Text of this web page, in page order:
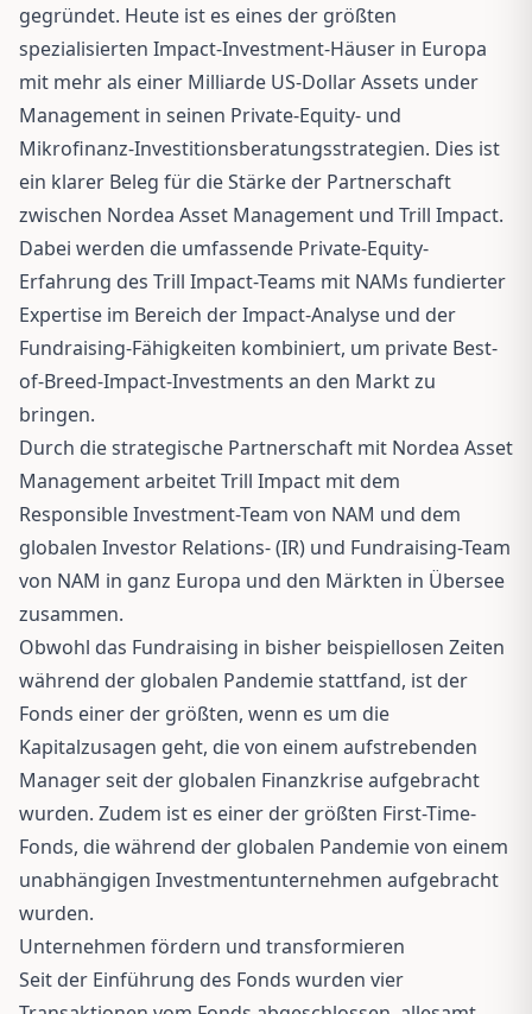
gegründet. Heute ist es eines der größten
spezialisierten Impact-Investment-Häuser in Europa
mit mehr als einer Milliarde US-Dollar Assets under
Management in seinen Private-Equity- und
Mikrofinanz-Investitionsberatungsstrategien. Dies ist
ein klarer Beleg für die Stärke der Partnerschaft
zwischen Nordea Asset Management und Trill Impact.
Dabei werden die umfassende Private-Equity-
Erfahrung des Trill Impact-Teams mit NAMs fundierter
Expertise im Bereich der Impact-Analyse und der
Fundraising-Fähigkeiten kombiniert, um private Best-
of-Breed-Impact-Investments an den Markt zu
bringen.
Durch die strategische Partnerschaft mit Nordea Asset
Management arbeitet Trill Impact mit dem
Responsible Investment-Team von NAM und dem
globalen Investor Relations- (IR) und Fundraising-Team
von NAM in ganz Europa und den Märkten in Übersee
zusammen.
Obwohl das Fundraising in bisher beispiellosen Zeiten
während der globalen Pandemie stattfand, ist der
Fonds einer der größten, wenn es um die
Kapitalzusagen geht, die von einem aufstrebenden
Manager seit der globalen Finanzkrise aufgebracht
wurden. Zudem ist es einer der größten First-Time-
Fonds, die während der globalen Pandemie von einem
unabhängigen Investmentunternehmen aufgebracht
wurden.
Unternehmen fördern und transformieren
Seit der Einführung des Fonds wurden vier